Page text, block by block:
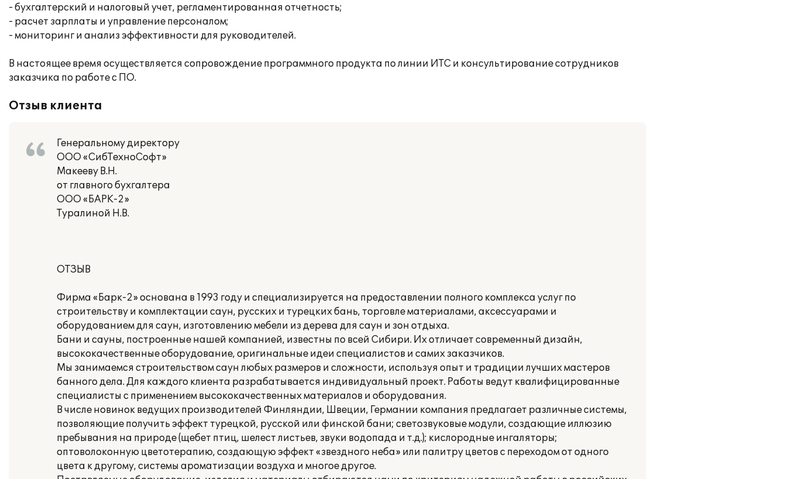
- бухгалтерский и налоговый учет, регламентированная отчетность;
- расчет зарплаты и управление персоналом;
- мониторинг и анализ эффективности для руководителей.
В настоящее время осуществляется сопровождение программного продукта по линии ИТС и консультирование сотрудников
заказчика по работе с ПО.
Отзыв клиента
Генеральному директору
ООО «СибТехноСофт»
Макееву В.Н.
от главного бухгалтера
ООО «БАРК-2»
Туралиной Н.В.
ОТЗЫВ
Фирма «Барк-2» основана в 1993 году и специализируется на предоставлении полного комплекса услуг по
строительству и комплектации саун, русских и турецких бань, торговле материалами, аксессуарами и
оборудованием для саун, изготовлению мебели из дерева для саун и зон отдыха.
Бани и сауны, построенные нашей компанией, известны по всей Сибири. Их отличает современный дизайн,
высококачественные оборудование, оригинальные идеи специалистов и самих заказчиков.
Мы занимаемся строительством саун любых размеров и сложности, используя опыт и традиции лучших мастеров
банного дела. Для каждого клиента разрабатывается индивидуальный проект. Работы ведут квалифицированные
специалисты с применением высококачественных материалов и оборудования.
В числе новинок ведущих производителей Финляндии, Швеции, Германии компания предлагает различные системы,
позволяющие получить эффект турецкой, русской или финской бани; светозвуковые модули, создающие иллюзию
пребывания на природе (щебет птиц, шелест листьев, звуки водопада и т.д.); кислородные ингаляторы;
оптоволоконную цветотерапию, создающую эффект «звездного неба» или палитру цветов с переходом от одного
цвета к другому, системы ароматизации воздуха и многое другое.